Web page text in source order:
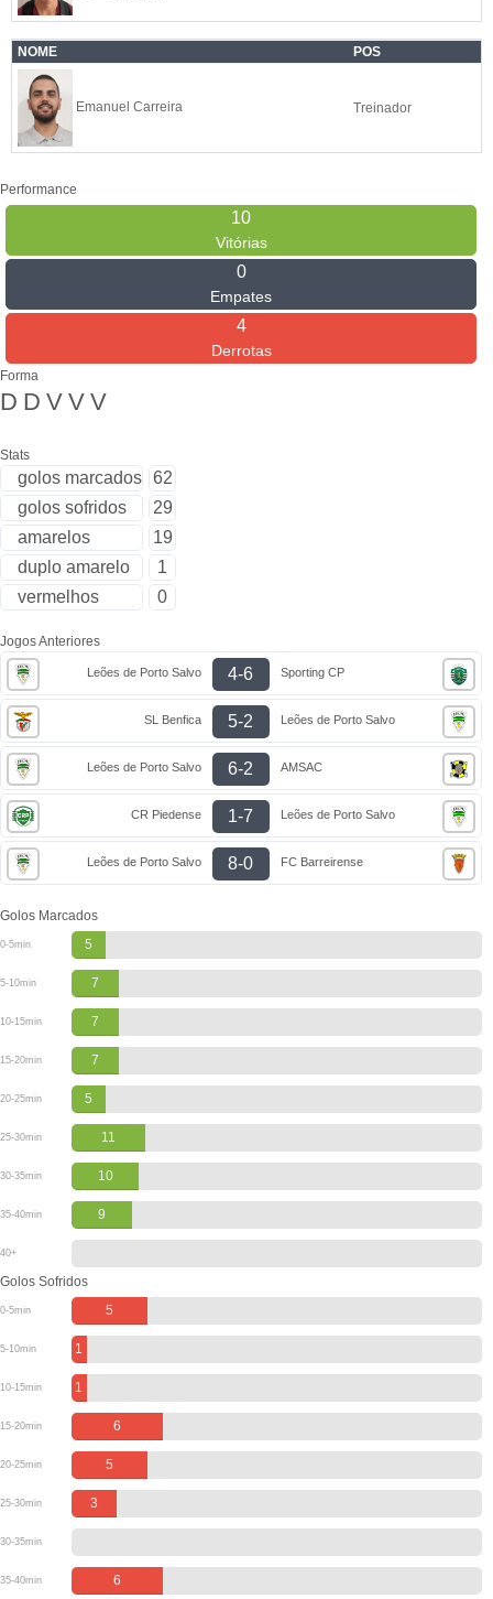
NOME POS
Emanuel Carreira Treinador
Performance
10
Vitórias
0
Empates
4
Derrotas
Forma
D D V V V
Stats
golos marcados 62
golos sofridos
29
amarelos
19
duplo amarelo
1
vermelhos
0
Jogos Anteriores
Leões de Porto Salvo 4-6 Sporting CP
SL Benfica 5-2 Leões de Porto Salvo
Leões de Porto Salvo 6-2 AMSAC
CR Piedense 1-7 Leões de Porto Salvo
Leões de Porto Salvo 8-0 FC Barreirense
Golos Marcados
0-5min 5
5-10min 7
10-15min 7
15-20min 7
20-25min 5
25-30min 11
30-35min 10
35-40min 9
40+
Golos Sofridos
0-5min 5
5-10min 1
10-15min 1
15-20min 6
20-25min 5
25-30min 3
30-35min
35-40min 6